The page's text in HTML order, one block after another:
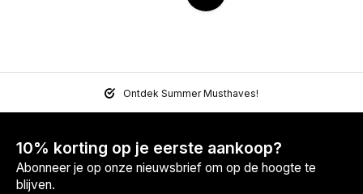
Ontdek Summer Musthaves!
10% korting op je eerste aankoop?
Abonneer je op onze nieuwsbrief om op de hoogte te
blijven.